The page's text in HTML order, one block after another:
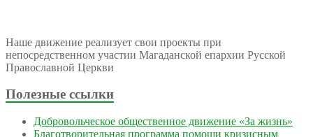
Наше движение реализует свои проекты при
непосредственном участии Магаданской епархии Русской
Православной Церкви
Полезные ссылки
Добровольческое общественное движение «За жизнь»
Благотворительная программа помощи кризисным